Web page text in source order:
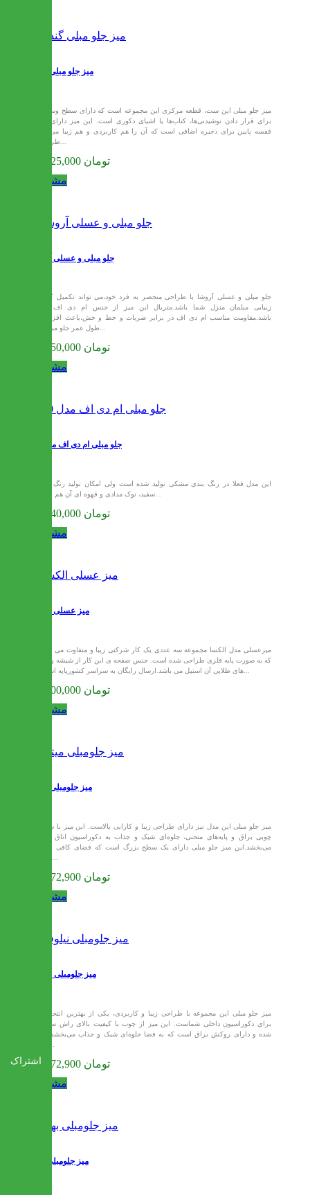
میز جلو مبلی گندم
میز جلو مبلی این ست، قطعه مرکزی این مجموعه است که دارای سطح وسیعی
برای قرار دادن نوشیدنی‌ها، کتاب‌ها یا اشیای دکوری است. این میز دارای یک
قفسه پایین برای ذخیره اضافی است که آن را هم کاربردی و هم زیبا می‌کند.
28,125,000 تومان
مشاهده
جلو مبلی و عسلی آروشا
جلو مبلی و عسلی آروشا با طراحی منحصر به فرد خود،می تواند تکمیل کننده
زیبایی مبلمان منزل شما باشد.متریال این میز از جنس ام دی اف می
باشد.مقاومت مناسب ام دی اف در برابر ضربات و خط و خش،باعث افزایش
طول عمر جلو مبلی و...
28,350,000 تومان
مشاهده
جلو مبلی ام دی اف مدل 90
این مدل فعلا در رنگ بندی مشکی تولید شده است ولی امکان تولید رنگ های
سفید، نوک مدادی و قهوه ای آن هم وجود...
29,040,000 تومان
مشاهده
میز عسلی الکسا
میزعسلی مدل الکسا مجموعه سه عددی یک کار شرکتی زیبا و متفاوت می باشد
که به صورت پایه فلزی طراحی شده است. جنس صفحه ی این کار از شیشه و پایه
29,700,000 تومان
مشاهده
میز جلومبلی میترا
میز جلو مبلی این مدل نیز دارای طراحی زیبا و کارایی بالاست. این میز با سطح
چوبی براق و پایه‌های منحنی، جلوه‌ای شیک و جذاب به دکوراسیون اتاق شما
می‌بخشد.این میز جلو مبلی دارای یک سطح بزرگ است که فضای کافی برای
29,772,900 تومان
مشاهده
میز جلومبلی نیلوفر
میز جلو مبلی این مجموعه با طراحی زیبا و کاربردی، یکی از بهترین انتخاب‌ها
برای دکوراسیون داخلی شماست. این میز از چوب با کیفیت بالای راش ساخته
شده و دارای روکش براق است که به فضا جلوه‌ای شیک و جذاب می‌بخشد.این
29,772,900 تومان
مشاهده
میز جلومبلی بهار
اشتراک